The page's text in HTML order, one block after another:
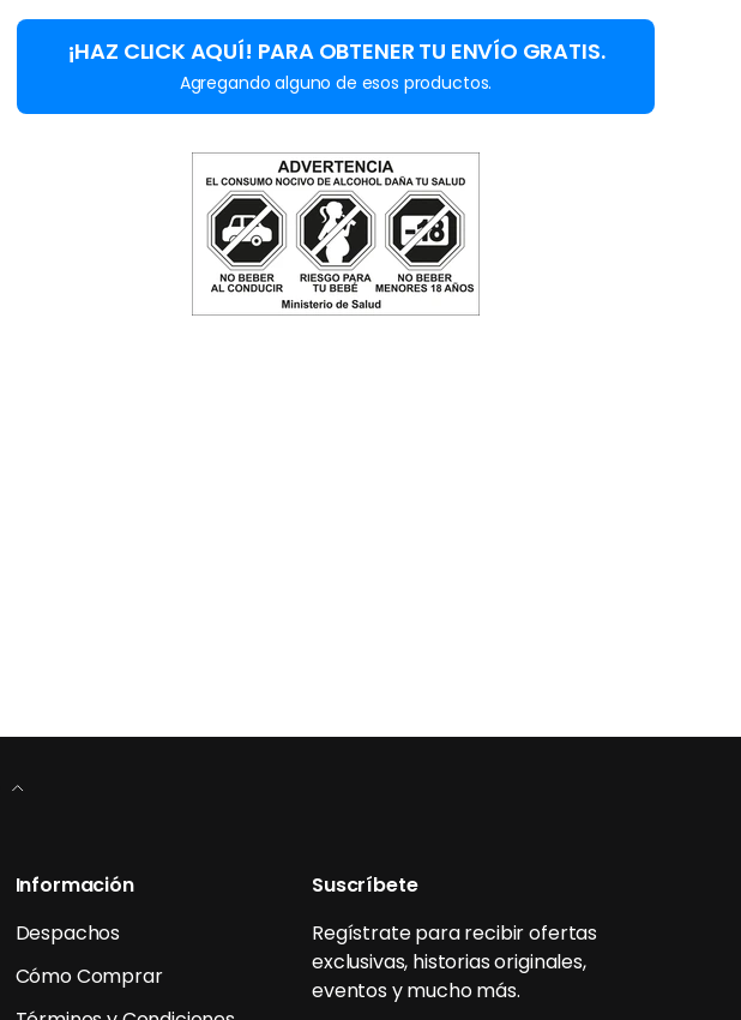
¡HAZ CLICK AQUÍ! PARA OBTENER TU ENVÍO GRATIS.
Agregando alguno de esos productos.
Información
Despachos
Cómo Comprar
Suscríbete
Regístrate para recibir ofertas
exclusivas, historias originales,
eventos y mucho más.